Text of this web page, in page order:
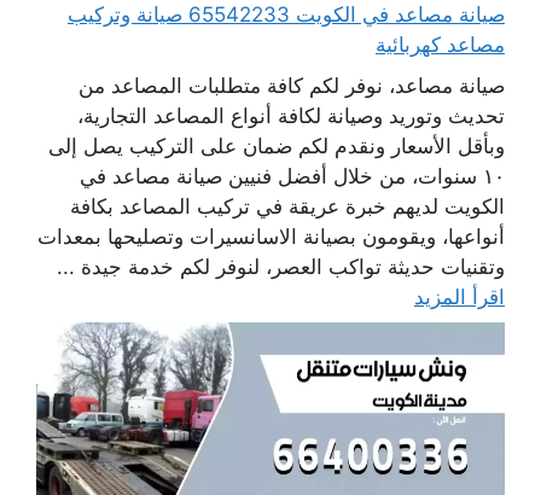
صيانة مصاعد في الكويت 65542233 صيانة وتركيب
مصاعد كهربائية
صيانة مصاعد، نوفر لكم كافة متطلبات المصاعد من
تحديث وتوريد وصيانة لكافة أنواع المصاعد التجارية،
وبأقل الأسعار ونقدم لكم ضمان على التركيب يصل إلى
١٠ سنوات، من خلال أفضل فنيين صيانة مصاعد في
الكويت لديهم خبرة عريقة في تركيب المصاعد بكافة
أنواعها، ويقومون بصيانة الاسانسيرات وتصليحها بمعدات
وتقنيات حديثة تواكب العصر، لنوفر لكم خدمة جيدة ...
اقرأ المزيد